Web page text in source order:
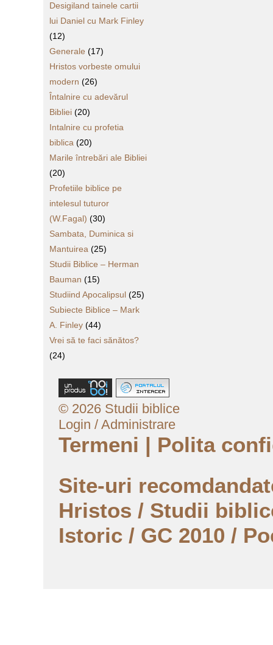
Desigiland tainele cartii
lui Daniel cu Mark Finley
(12)
Generale (17)
Hristos vorbeste omului
modern (26)
Întalnire cu adevărul
Bibliei(20)
Intalnire cu profetia
biblica (20)
Marile întrebări ale Bibliei
(20)
Profetiile biblice pe
intelesul tuturor
(W.Fagal) (30)
Sambata, Duminica si
Mantuirea (25)
Studii Biblice – Herman
Bauman (15)
Studiind Apocalipsul(25)
Subiecte Biblice – Mark
A. Finley(44)
Vrei să te faci sănătos?
(24)
© 2026 Studii biblice
Login / Administrare
Termeni | Polita
Site-uri
Hristos / Studii
Istoric/ GC 2010 /